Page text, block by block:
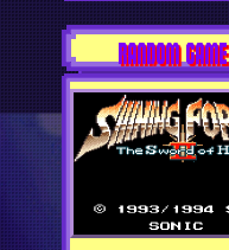
RANDOM GAME